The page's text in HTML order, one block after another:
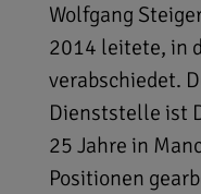
Wolfgang
2014 leitete, in
verabschiedet.
Dienststelle ist
25 Jahre in
Positionen